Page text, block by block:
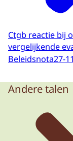
Ctgb reactie bij
vergelijkende
Beleidsnota27-
Andere talen